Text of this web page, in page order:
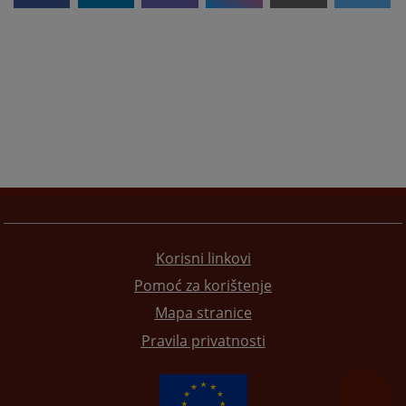
Korisni linkovi
Pomoć za korištenje
Mapa stranice
Pravila privatnosti